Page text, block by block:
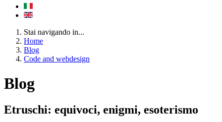
Stai navigando in...
Home
Blog
Code and webdesign
Blog
Etruschi: equivoci, enigmi, esoterismo